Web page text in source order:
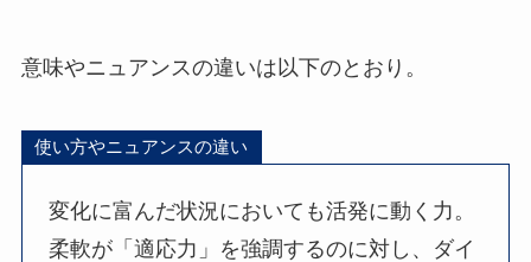
意味やニュアンスの違いは以下のとおり。
使い方やニュアンスの違い
変化に富んだ状況においても活発に動く力。
柔軟が「適応力」を強調するのに対し、ダイ